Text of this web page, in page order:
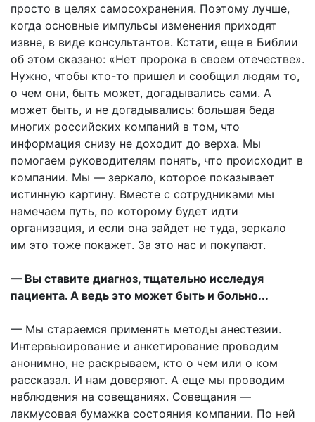
просто в целях самосохранения. Поэтому лучше,
когда основные импульсы изменения приходят
извне, в виде консультантов. Кстати, еще в Библии
об этом сказано: «Нет пророка в своем отечестве».
Нужно, чтобы кто-то пришел и сообщил людям то,
о чем они, быть может, догадывались сами. А
может быть, и не догадывались: большая беда
многих российских компаний в том, что
информация снизу не доходит до верха. Мы
помогаем руководителям понять, что происходит в
компании. Мы — зеркало, которое показывает
истинную картину. Вместе с сотрудниками мы
намечаем путь, по которому будет идти
организация, и если она зайдет не туда, зеркало
им это тоже покажет. За это нас и покупают.
— Вы ставите диагноз, тщательно исследуя
пациента. А ведь это может быть и больно...
— Мы стараемся применять методы анестезии.
Интервьюирование и анкетирование проводим
анонимно, не раскрываем, кто о чем или о ком
рассказал. И нам доверяют. А еще мы проводим
наблюдения на совещаниях. Совещания —
лакмусовая бумажка состояния компании. По ней